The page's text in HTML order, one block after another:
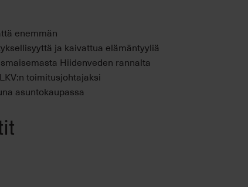
enemmän
ja kaivattua elämäntyyliä
Hiidenveden rannalta
toimitusjohtajaksi
asuntokaupassa